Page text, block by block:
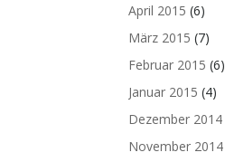
April 2015 (6)
März 2015 (7)
Februar 2015 (6)
Januar 2015 (4)
Dezember 2014
November 2014